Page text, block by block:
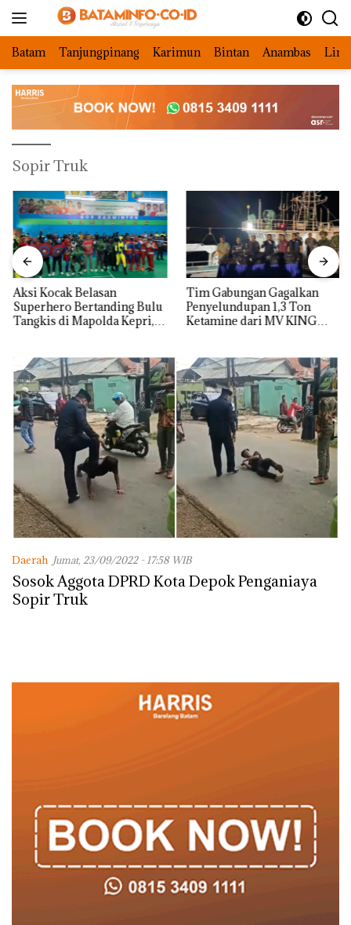
Batam Tanjungpinang Karimun Bintan Anambas
Sopir Truk
Aksi Kocak Belasan
Superhero Bertanding Bulu
Tangkis di Mapolda Kepri,
Tim Gabungan Gagalkan
Penyelundupan 1,3 Ton
Ketamine dari MV KING
Daerah Jumat, 23/09/2022 - 17:58 WIB
Sosok Aggota DPRD Kota Depok Penganiaya
Sopir Truk